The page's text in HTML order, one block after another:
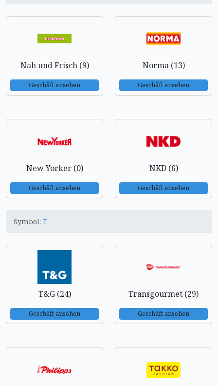
Nah und Frisch (9)
Geschäft ansehen
Norma (13)
Geschäft ansehen
New Yorker (0)
Geschäft ansehen
NKD (6)
Geschäft ansehen
Symbol: T
T&G (24)
Geschäft ansehen
Transgourmet (29)
Geschäft ansehen